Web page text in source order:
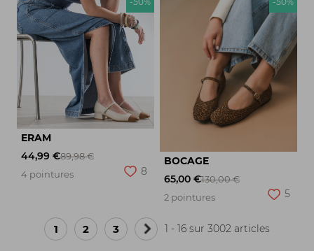
ERAM
44,99 €89,98 €
4 pointures
8
BOCAGE
65,00 €130,00 €
2 pointures
5
1 2 3
Page
1 - 16 sur 3002 articles